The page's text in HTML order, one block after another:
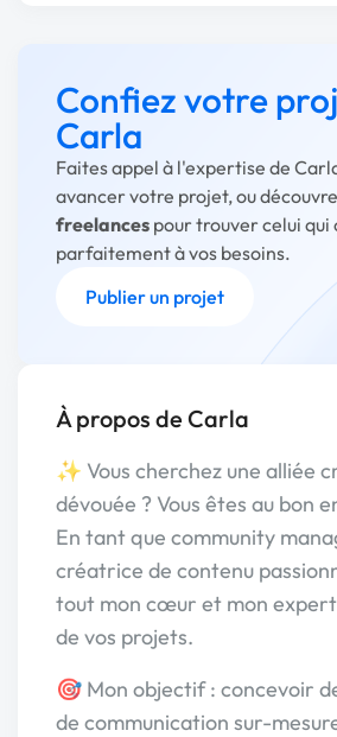
Confiez votre
Carla
Faites appel à l'expertise de
avancer votre projet, ou
freelances pour trouver celui
parfaitement à vos besoins.
Publier un projet
À propos de Carla
✨ Vous cherchez une alliée
dévouée ? Vous êtes au bon
En tant que community
créatrice de contenu
tout mon cœur et mon
de vos projets.
🎯 Mon objectif : concevoir
de communication sur-